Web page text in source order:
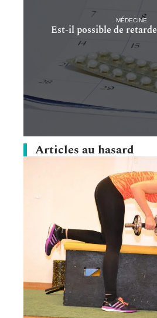
MÉDECINE
Est-il possible de
Articles au hasard